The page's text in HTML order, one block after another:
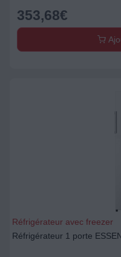
353,68€
Réfrigérateur avec freezer
Réfrigérateur 1 porte